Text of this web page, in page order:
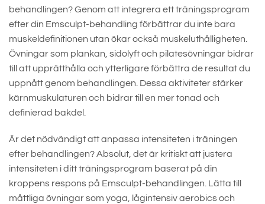
behandlingen? Genom att integrera ett träningsprogram
efter din Emsculpt-behandling förbättrar du inte bara
muskeldefinitionen utan ökar också muskeluthålligheten.
Övningar som plankan, sidolyft och pilatesövningar bidrar
till att upprätthålla och ytterligare förbättra de resultat du
uppnått genom behandlingen. Dessa aktiviteter stärker
kärnmuskulaturen och bidrar till en mer tonad och
definierad bakdel.
Är det nödvändigt att anpassa intensiteten i träningen
efter behandlingen? Absolut, det är kritiskt att justera
intensiteten i ditt träningsprogram baserat på din
kroppens respons på Emsculpt-behandlingen. Lätta till
måttliga övningar som yoga, lågintensiv aerobics och